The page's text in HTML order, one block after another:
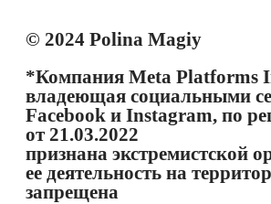
© 2024 Polina Magiy
*Компания Meta Platforms
владеющая социальными
Facebook и Instagram, по
от 21.03.2022
признана экстремистской
ее деятельность на
запрещена